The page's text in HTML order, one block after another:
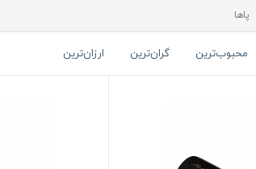
پاها
محبوب‌ترین گران‌ترین ارزان‌ترین